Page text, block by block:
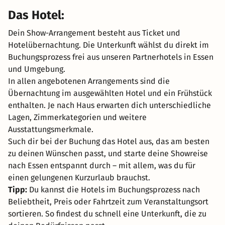
Das Hotel:
Dein Show-Arrangement besteht aus Ticket und
Hotelübernachtung. Die Unterkunft wählst du direkt im
Buchungsprozess frei aus unseren Partnerhotels in Essen
und Umgebung.
In allen angebotenen Arrangements sind die
Übernachtung im ausgewählten Hotel und ein Frühstück
enthalten. Je nach Haus erwarten dich unterschiedliche
Lagen, Zimmerkategorien und weitere
Ausstattungsmerkmale.
Such dir bei der Buchung das Hotel aus, das am besten
zu deinen Wünschen passt, und starte deine Showreise
nach Essen entspannt durch – mit allem, was du für
einen gelungenen Kurzurlaub brauchst.
Tipp: Du kannst die Hotels im Buchungsprozess nach
Beliebtheit, Preis oder Fahrtzeit zum Veranstaltungsort
sortieren. So findest du schnell eine Unterkunft, die zu